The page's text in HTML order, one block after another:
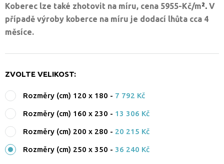
Koberec lze také zhotovit na míru, cena 5955-Kč/m². V
případě výroby koberce na míru je dodací lhůta cca 4
měsíce.
ZVOLTE VELIKOST:
Rozměry (cm) 120 x 180 - 7 792 Kč
Rozměry (cm) 160 x 230 - 13 306 Kč
Rozměry (cm) 200 x 280 - 20 215 Kč
Rozměry (cm) 250 x 350 - 36 240 Kč